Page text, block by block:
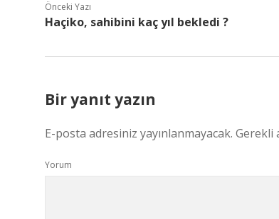
Önceki Yazı
Haçiko, sahibini kaç yıl bekledi ?
Bir yanıt yazın
E-posta adresiniz yayınlanmayacak. Gerekli
Yorum